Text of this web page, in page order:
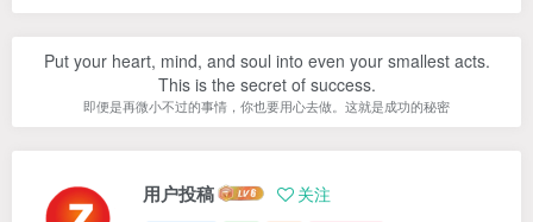
Put your heart, mind, and soul into even your smallest acts.
This is the secret of success.
即便是再微小不过的事情，你也要用心去做。这就是成功的秘密
用户投稿 关注